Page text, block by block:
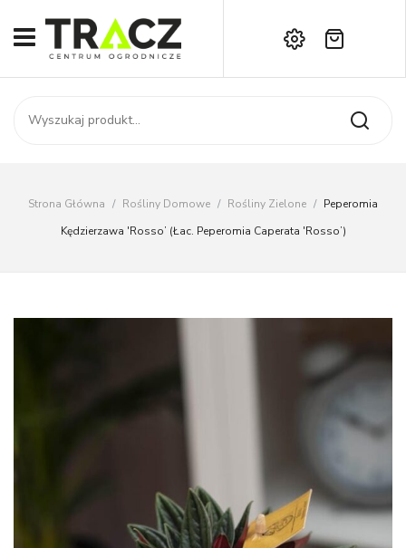
START
SKLEP
AKTUALNOŚCI
Kontakt
Brak produktów w koszyku.
Strona Główna / Rośliny Domowe / Rośliny Zielone / Peperomia
Kędzierzawa 'Rosso’ (łac. Peperomia Caperata 'Rosso’)